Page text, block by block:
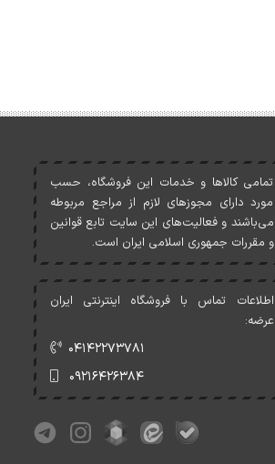
تمامی کالاها و خدمات اين فروشگاه، حسب
مورد دارای مجوزهای لازم از مراجع مربوطه
می‌باشند و فعاليت‌های اين سايت تابع قوانين
و مقررات جمهوری اسلامی ايران است.
اطلاعات تماس با فروشگاه اینترنتی ایران
عرضه:
۰۴۱۴۲۲۷۳۷۸۱
۰۹۲۱۶۴۲۶۳۸۴